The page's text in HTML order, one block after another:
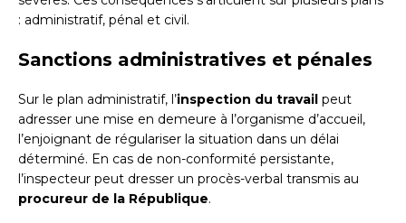
: administratif, pénal et civil.
Sanctions administratives et pénales
Sur le plan administratif, l’inspection du travail peut
adresser une mise en demeure à l’organisme d’accueil,
l’enjoignant de régulariser la situation dans un délai
déterminé. En cas de non-conformité persistante,
l’inspecteur peut dresser un procès-verbal transmis au
procureur de la République.